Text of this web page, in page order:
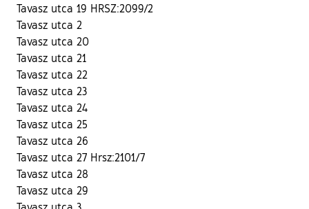
Tavasz utca 19 HRSZ:2099/2
Tavasz utca 2
Tavasz utca 20
Tavasz utca 21
Tavasz utca 22
Tavasz utca 23
Tavasz utca 24
Tavasz utca 25
Tavasz utca 26
Tavasz utca 27 Hrsz:2101/7
Tavasz utca 28
Tavasz utca 29